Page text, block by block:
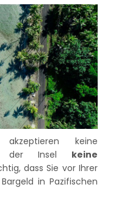
keine
der Insel keine
dass Sie vor Ihrer
in Pazifischen